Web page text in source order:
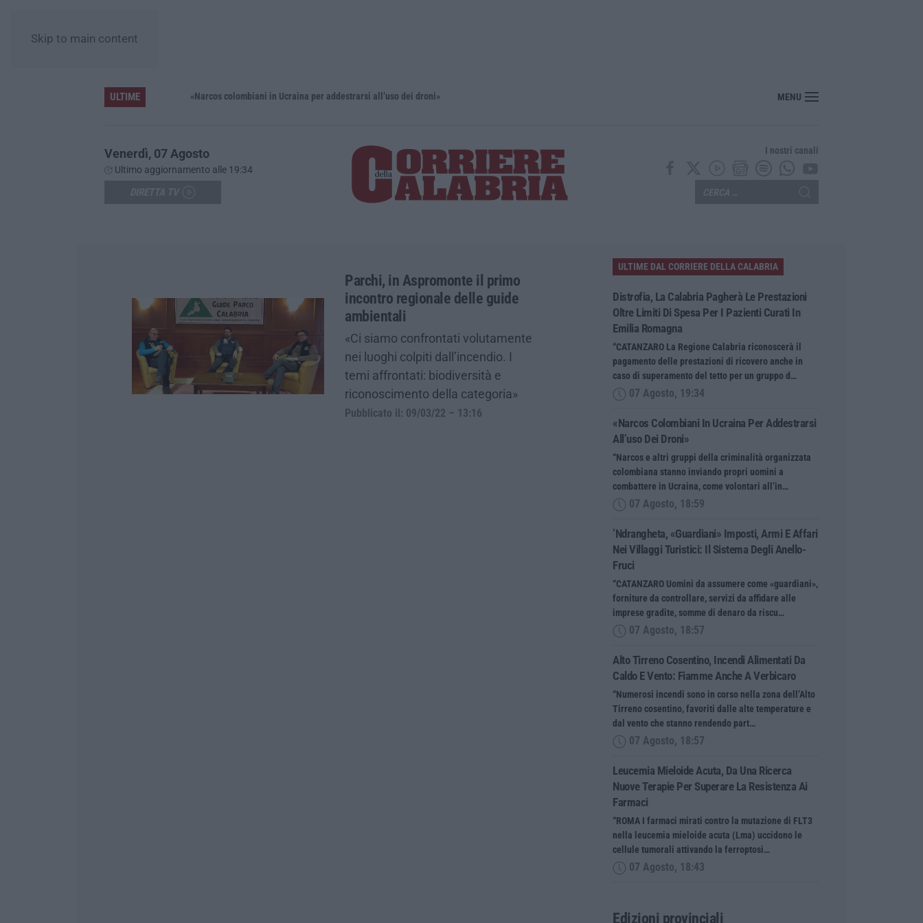
Skip to main content
ULTIME
Distrofia, la Calabria pagherà le prestazioni oltre limiti di spesa per i pazienti curati in Emilia Romagna «Narcos colombiani in Ucraina per addestrarsi all’uso dei droni» ’Ndrangheta, «guardiani» imposti, armi e affari nei villaggi turistici: il sistema degli
MENU
Venerdì, 07 Agosto
Ultimo aggiornamento alle 19:34
I nostri canali
Parchi, in Aspromonte il primo
incontro regionale delle guide
ambientali
«Ci siamo confrontati volutamente
nei luoghi colpiti dall’incendio. I
temi affrontati: biodiversità e
riconoscimento della categoria»
Pubblicato il: 09/03/22 – 13:16
ULTIME DAL CORRIERE DELLA CALABRIA
Distrofia, La Calabria Pagherà Le Prestazioni
Oltre Limiti Di Spesa Per I Pazienti Curati In
Emilia Romagna
“CATANZARO La Regione Calabria riconoscerà il
pagamento delle prestazioni di ricovero anche in
caso di superamento del tetto per un gruppo d…
07 Agosto, 19:34
«Narcos Colombiani In Ucraina Per Addestrarsi
All’uso Dei Droni»
“Narcos e altri gruppi della criminalità organizzata
colombiana stanno inviando propri uomini a
combattere in Ucraina, come volontari all’in…
07 Agosto, 18:59
’Ndrangheta, «guardiani» Imposti, Armi E Affari
Nei Villaggi Turistici: Il Sistema Degli Anello-
Fruci
“CATANZARO Uomini da assumere come «guardiani»,
forniture da controllare, servizi da affidare alle
imprese gradite, somme di denaro da riscu…
07 Agosto, 18:57
Alto Tirreno Cosentino, Incendi Alimentati Da
Caldo E Vento: Fiamme Anche A Verbicaro
“Numerosi incendi sono in corso nella zona dell’Alto
Tirreno cosentino, favoriti dalle alte temperature e
dal vento che stanno rendendo part…
07 Agosto, 18:57
Leucemia Mieloide Acuta, Da Una Ricerca
Nuove Terapie Per Superare La Resistenza Ai
Farmaci
“ROMA I farmaci mirati contro la mutazione di FLT3
nella leucemia mieloide acuta (Lma) uccidono le
cellule tumorali attivando la ferroptosi…
07 Agosto, 18:43
Edizioni provinciali